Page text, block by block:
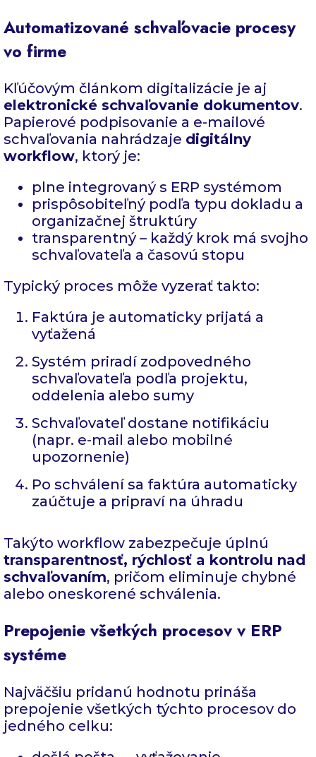
Automatizované schvaľovacie procesy
vo firme
Kľúčovým článkom digitalizácie je aj
elektronické schvaľovanie dokumentov.
Papierové podpisovanie a e-mailové
schvaľovania nahrádzaje digitálny
workflow, ktorý je:
plne integrovaný s ERP systémom
prispôsobiteľný podľa typu dokladu a
organizačnej štruktúry
transparentný – každý krok má svojho
schvaľovateľa a časovú stopu
Typický proces môže vyzerať takto:
Faktúra je automaticky prijatá a
vyťažená
Systém priradí zodpovedného
schvaľovateľa podľa projektu,
oddelenia alebo sumy
Schvaľovateľ dostane notifikáciu
(napr. e-mail alebo mobilné
upozornenie)
Po schválení sa faktúra automaticky
zaúčtuje a pripraví na úhradu
Takýto workflow zabezpečuje úplnú
transparentnosť, rýchlosť a kontrolu nad
schvaľovaním, pričom eliminuje chybné
alebo oneskorené schválenia.
Prepojenie všetkých procesov v ERP
systéme
Najväčšiu pridanú hodnotu prináša
prepojenie všetkých týchto procesov do
jedného celku: